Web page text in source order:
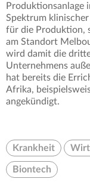
Produktionsanlage
Spektrum
für die Produktion,
am Standort
wird damit die
Unternehmens
hat bereits die
Afrika,
angekündigt.
Krankheit
Biontech